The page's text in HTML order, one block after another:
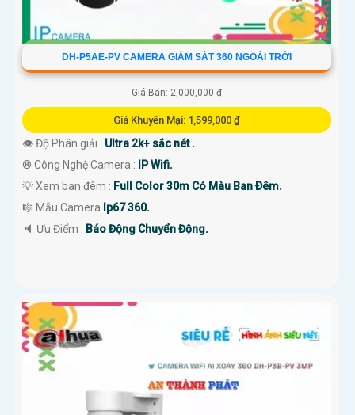
DH-P5AE-PV CAMERA GIÁM SÁT 360 NGOÀI TRỜI
Giá Bán: 2,000,000 ₫
Giá Khuyến Mại: 1,599,000 ₫
👁 Độ Phân giải : Ultra 2k+ sắc nét .
®️ Công Nghệ Camera :
IP Wifi.
💡 Xem ban đêm : Full Color 30m Có Màu Ban Ðêm.
🎼️ Mẫu Camera Ip67 360.
️🔈 Ưu Điểm : Báo Động Chuyển Động.